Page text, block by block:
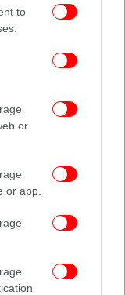
to
or
or app.
μου»
πρόσωπα-